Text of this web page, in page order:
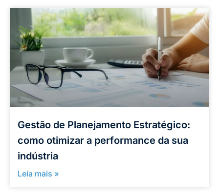
Gestão de Planejamento Estratégico:
como otimizar a performance da sua
indústria
Leia mais »